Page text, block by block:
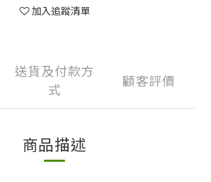
加入追蹤清單
送貨及付款方
式
顧客評價
商品描述